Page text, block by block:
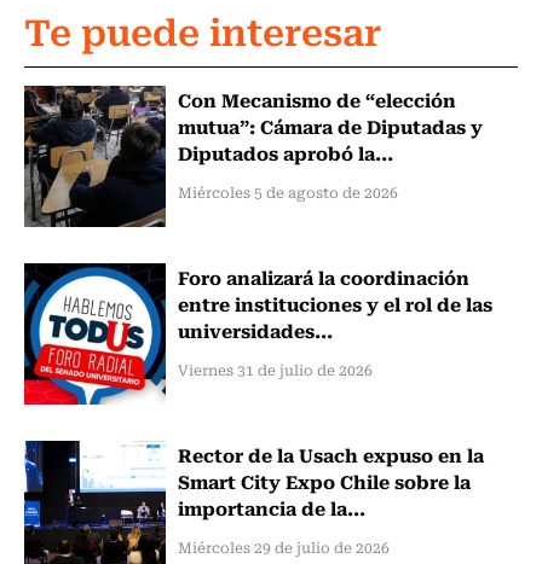
Te puede interesar
Con Mecanismo de “elección
mutua”: Cámara de Diputadas y
Diputados aprobó la...
Miércoles 5 de agosto de 2026
Foro analizará la coordinación
entre instituciones y el rol de las
universidades...
Viernes 31 de julio de 2026
Rector de la Usach expuso en la
Smart City Expo Chile sobre la
importancia de la...
Miércoles 29 de julio de 2026